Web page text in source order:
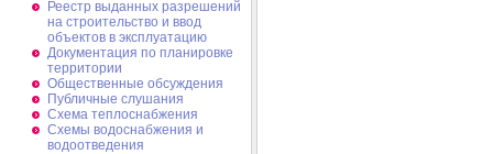
Реестр выданных разрешений
на строительство и ввод
объектов в эксплуатацию
Документация по планировке
территории
Общественные обсуждения
Публичные слушания
Схема теплоснабжения
Схемы водоснабжения и
водоотведения